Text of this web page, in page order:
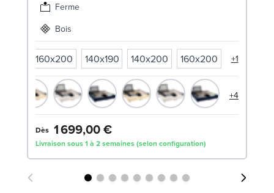
Ferme
Bois
160x200 140x190 140x200 160x200 +1
+4
Dès 1 699,00 €
Livraison sous 1 à 2 semaines (selon configuration)